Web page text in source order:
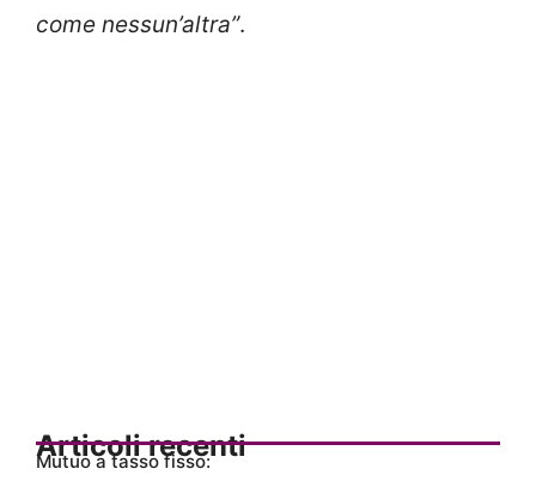
come nessun’altra”.
Articoli recenti
Mutuo a tasso fisso: